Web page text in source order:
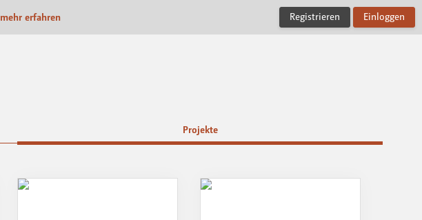
mehr erfahren Registrieren Einloggen
Projekte